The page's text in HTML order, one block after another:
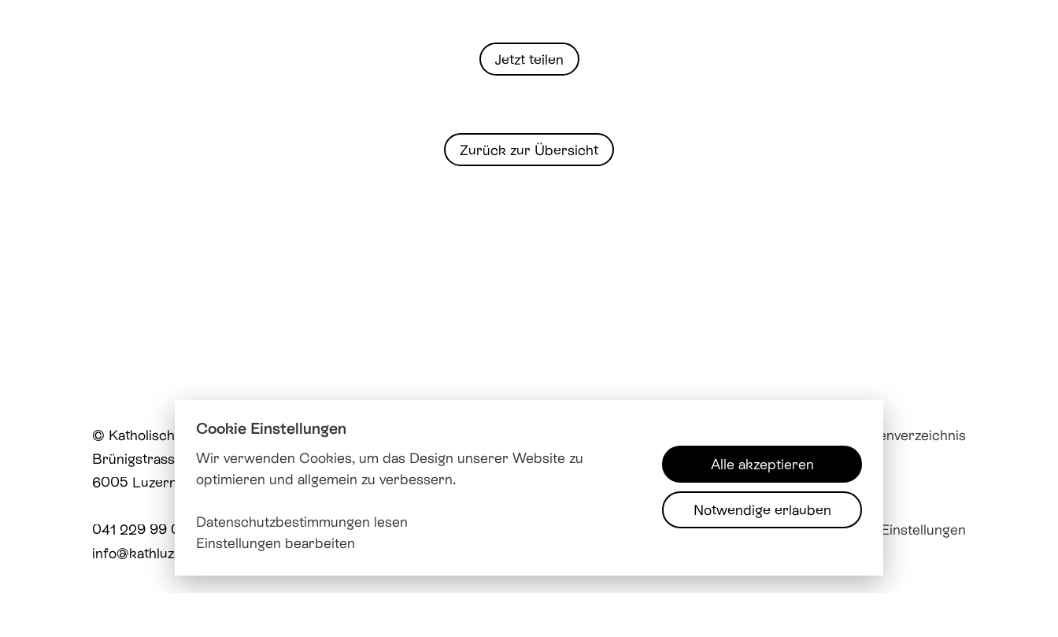
Jetzt teilen
Zurück zur Übersicht
© Katholische Kirche Stadt Luzern
Brünigstrasse 20
6005 Luzern
041 229 99 00
info@kathluzern.ch
Mitarbeitendenverzeichnis
Impressum Datenschutz Cookie Einstellungen
Cookie Einstellungen
Wir verwenden Cookies, um das Design unserer Website zu
optimieren und allgemein zu verbessern.
Datenschutzbestimmungen lesen
Einstellungen bearbeiten
Alle akzeptieren
Notwendige erlauben